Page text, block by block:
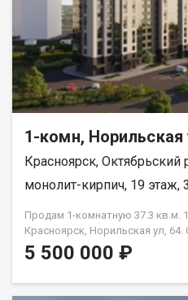
Соседи доброжелательные и
атмосферу дружелюбия и уюта.
обладателем этой
уголок наполнен теплом и
чтобы записаться на
вопросы.
1-комн, Норильская
Красноярск, Октябрьский
монолит-кирпич, 19 этаж,
Продам 1-комнатную 37.3 кв.м.
Красноярск, Норильская ул, 64.
5 500 000 ₽